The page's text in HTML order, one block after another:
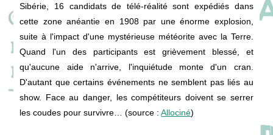
Sibérie, 16 candidats de télé-réalité sont expédiés dans
cette zone anéantie en 1908 par une énorme explosion,
suite à l'impact d'une mystérieuse météorite avec la Terre.
Quand l'un des participants est grièvement blessé, et
qu'aucune aide n'arrive, l'inquiétude monte d'un cran.
D'autant que certains événements ne semblent pas liés au
show. Face au danger, les compétiteurs doivent se serrer
les coudes pour survivre… (source :Allociné)